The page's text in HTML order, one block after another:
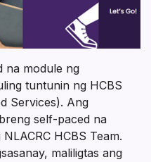
na module ng
tuntunin ng HCBS
Services). Ang
self-paced na
HCBS Team.
maliligtas ang